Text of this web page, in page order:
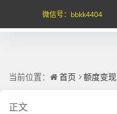
当前位置： 首页 额度变现
正文
微信号： bbkk4404